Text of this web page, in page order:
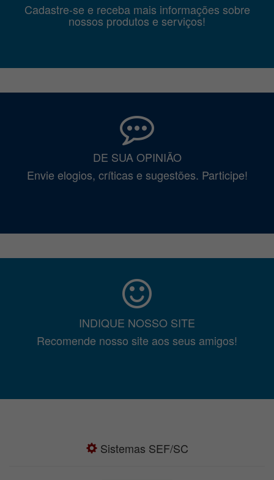
Cadastre-se e receba mais informações sobre
nossos produtos e serviços!
DE SUA OPINIÃO
Envie elogios, críticas e sugestões. Participe!
INDIQUE NOSSO SITE
Recomende nosso site aos seus amigos!
Sistemas SEF/SC